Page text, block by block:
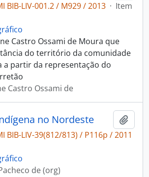
BIB-LIV-001.2 / M929 / 2013 · Item
Castro Ossami de Moura que
do território da comunidade
a partir da representação do
Castro Ossami de
no Nordeste
BIB-LIV-39(812/813) / P116p / 2011
de (org)